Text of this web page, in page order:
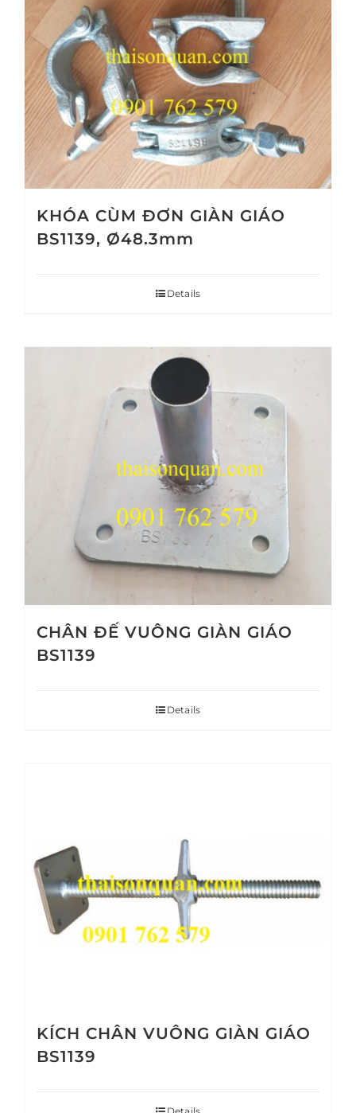
KHÓA CÙM ĐƠN GIÀN GIÁO
BS1139, Ø48.3mm
Details
CHÂN ĐẾ VUÔNG GIÀN GIÁO
BS1139
Details
KÍCH CHÂN VUÔNG GIÀN GIÁO
BS1139